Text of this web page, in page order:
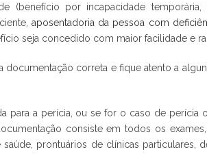
(benefício por incapacidade temporária,
aposentadoria da pessoa com
seja concedido com maior facilidade e
correta e fique atento a
para a perícia, ou se for o caso de perícia
consiste em todos os exames,
prontuários de clínicas particulares,